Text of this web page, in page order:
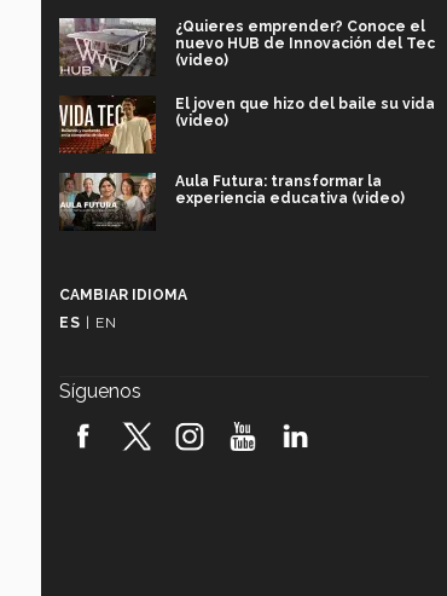
¿Quieres emprender? Conoce el
nuevo HUB de Innovación del Tec
(video)
El joven que hizo del baile su vida
(video)
Aula Futura: transformar la
experiencia educativa (video)
robótica FIRST 2026! (video)
CAMBIAR IDIOMA
ES | EN
Síguenos